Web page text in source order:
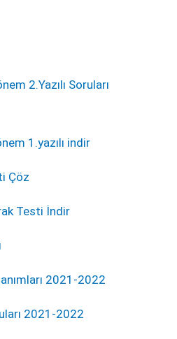
2.Yazılı Soruları
1.yazılı indir
Çöz
Testi İndir
2021-2022
2021-2022